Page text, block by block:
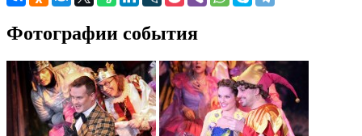
Фотографии события